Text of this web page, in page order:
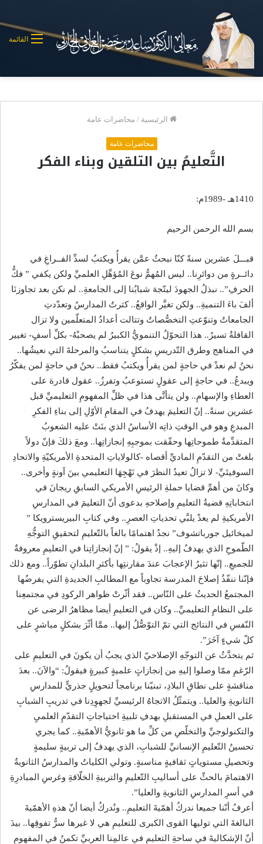
القائمة
الرئيسية / محاضرات عامة
محاضرات عامة
التَّعليمُ بين التلقين وبناء الفكر
1410هـ -1989م:
بسم الله الرحمن الرحيم
قبـــلَ عشرين سنةً كنّا نبحثُ عمَّن يقرأُ ويكتبُ لسدِّ الفــراغِ في
دائــرةٍ من دوائرِنا.. ليس المُهمُّ نوعَ المُؤهِّلِ العلميِّ ولكن يكفي ” فكُّ
الحرفِ”.. نبذلُ الجهودَ ليتّجهَ شبابُنا إلى الجامعةِ.. لم نكن بعد تجاوزنَا
ألفَ باءَ التنميةِ.. ولكن تغيَّر الواقعُ.. كثرتُ المدارسُ وتعدّدتِ
الجامعاتُ وتنوّعتِ التخصُّصاتُ وتتالت أعدادُ المتعلّمين ولا تزال
القافلةُ تسيرُ.. هذا التحوّلُ التنمويُّ الكبيرُ لم يصحبْهُ- بكلِّ أسفٍ- تغيير
في المناهج وطرق التّدريسِ بشكلٍ يتناسبُ والمرحلةَ التي نعيشُها..
نحنُ لم نعدْ في حاجةٍ لمن يقرأُ ويكتبُ فقط.. نحنُ في حاجةٍ لمن يفكّرُ
ويبدعُ.. في حاجةٍ إلى عقولٍ تستوعبُ وتفرزُ.. عقول قادرة على
العطاءِ والإسهامِ.. ولن يتأتَّى هذا في ظلِّ المفهومِ التعليميِّ قبل
عشرين سنةً.. إنّ التعليمَ يهدفُ في المقامِ الأوّلِ إلى بناءِ الفكرِ
المبدعِ وهو في الوقتِ ذاتِه الأساسُ الذي بنَتْ عليه الشعوبُ
المتقدِّمةُ طموحاتِها وحقّقت بموجبِهِ إنجازاتِها.. ومعَ ذلكَ فإنّ دولاً
بلغتْ من التقدّمِ الماديِّ أقصاه -كالولاياتِ المتحدةِ الأمريكيّةِ والاتحادِ
السوفيتَيِّ- لا تزالُ تعيدُ النظرَ في نَهْجِهَا التعليمي بينَ آونةٍ وأخرى..
وكانَ من أهمِّ قضايا حملةِ الرئيسِ الأمريكي السابقِ ريجانَ في
انتخاباتِهِ قضيةُ التعليمِ وإصلاحهِ بدعوى أنّ التعليمَ في المدارسِ
الأمريكيةِ لم يعدْ يلبَّي تحدياتِ العصرِ.. وفي كتابِ البيريسترويكا ”
لميخائيل جورباتشوف” نجدُ اهتمامًا بالغاً بالتّعليمِ لتحقيقِ التوجُّهِ
الطّموحِ الذي يهدفُ إليهِ.. إذْ يقولُ: ” إنّ إنجازاتِنا في التعليمِ معروفةٌ
للجميعِ.. إنّها تثيرُ الإعجابَ عندَ مقارنتِها بأكثرِ البلدانِ تطوّراً.. ومع ذلك
فإنّنا ننفّذُ إصلاحَ المدرسة تجاوباً مع المطالبِ الجديدةِ التي يفرضُها
المجتمعُ الحديثُ على النّاس.. فقد أثّرتْ ظواهر الركودِ في مجتمعِنا
على النظامِ التعليميِّ.. وكان في التعليمِ أيضا مظاهرُ الرضى عن
النّفسِ في النتائج التي تمّ التوّصُّلُ إليها.. ممَّا أثّرَ بشكلٍ مباشرٍ على
كلّ شيءٍ آخَرَ”.
ثم يتحدَّثُ عن التوجّهِ الإصلاحيّ الذي يجبُ أن يكونَ في التعليمِ على
الرّغمِ ممّا وصلوا إليهِ من إنجازاتٍ علميةٍ كبيرةٍ فيقولُ: “والآنَ.. بعدَ
مناقشةٍ على نطاقِ البلادِ، تبنيّنا برنامجاً لتحويلٍ جذريٍّ للمدارسِ
الثانويةِ والعليا.. ويتمثّلُ الاتجاهُ الرئيسيِّ لجهوِدِنا في تدريبِ الشبابِ
على العملِ في المستقبلِ بهدفِ تلبيةِ احتياجاتِ التقدّمِ العلميِ
والتكنولوجيِّ والتخلّصِ من كلِّ ما هو ثانويُّ الأهمّيةِ.. كما يجري
تحسينُ التّعليمِ الإنسانيِّ للشبابِ، الذي يهدفُ إلى تربيةٍ سليمةٍ
وتحصيلِ مستوياتٍ ثقافيةٍ مناسبةٍ. وتولي الكلياتُ والمدارسُ الثانويةُ
الاهتمامَ بالحثِّ على أساليبِ التّعليمِ والتربيةِ الخلّاقةِ وغرسِ المبادرِةِ
في أسرِ المدارسِ الثانويةِ والعليا”.
أعرفُ أنّنا جميعا ندركُ أهمّيةَ التعليمِ.. ونُدركُ أيضا أنّ هذهِ الأهمّيةَ
البالغةَ التي توليها القوى الكبرى للتعليمِ هي لا غيرها سرُّ تفوقِها.. بيدَ
أنّ الإشكاليةَ في ساحةِ التعليمِ في عالمِنا العربيِّ تكمنُ في المفهومِ